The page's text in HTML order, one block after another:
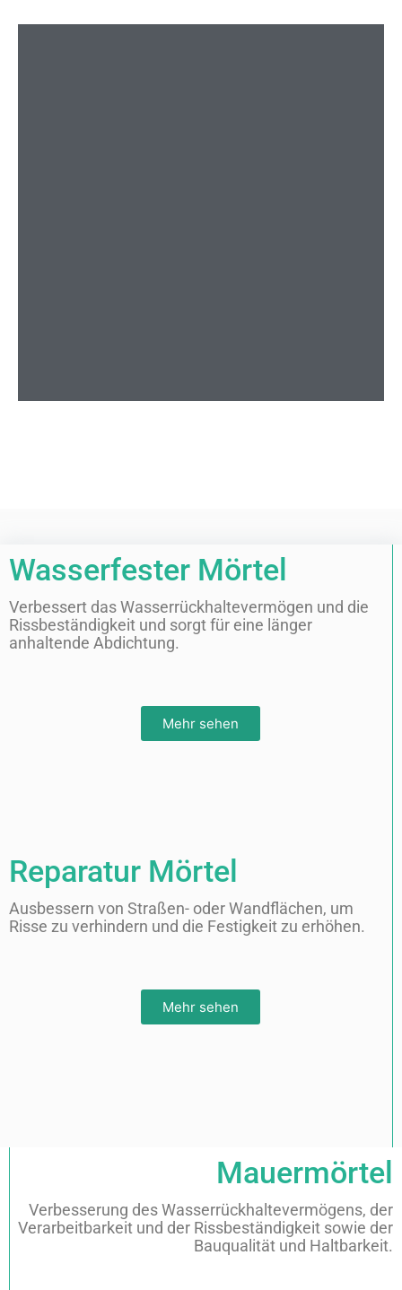
Wasserfester Mörtel
Verbessert das Wasserrückhaltevermögen und die
Rissbeständigkeit und sorgt für eine länger
anhaltende Abdichtung.
Mehr sehen
Reparatur Mörtel
Ausbessern von Straßen- oder Wandflächen, um
Risse zu verhindern und die Festigkeit zu erhöhen.
Mehr sehen
Mauermörtel
Verbesserung des Wasserrückhaltevermögens, der
Verarbeitbarkeit und der Rissbeständigkeit sowie der
Bauqualität und Haltbarkeit.